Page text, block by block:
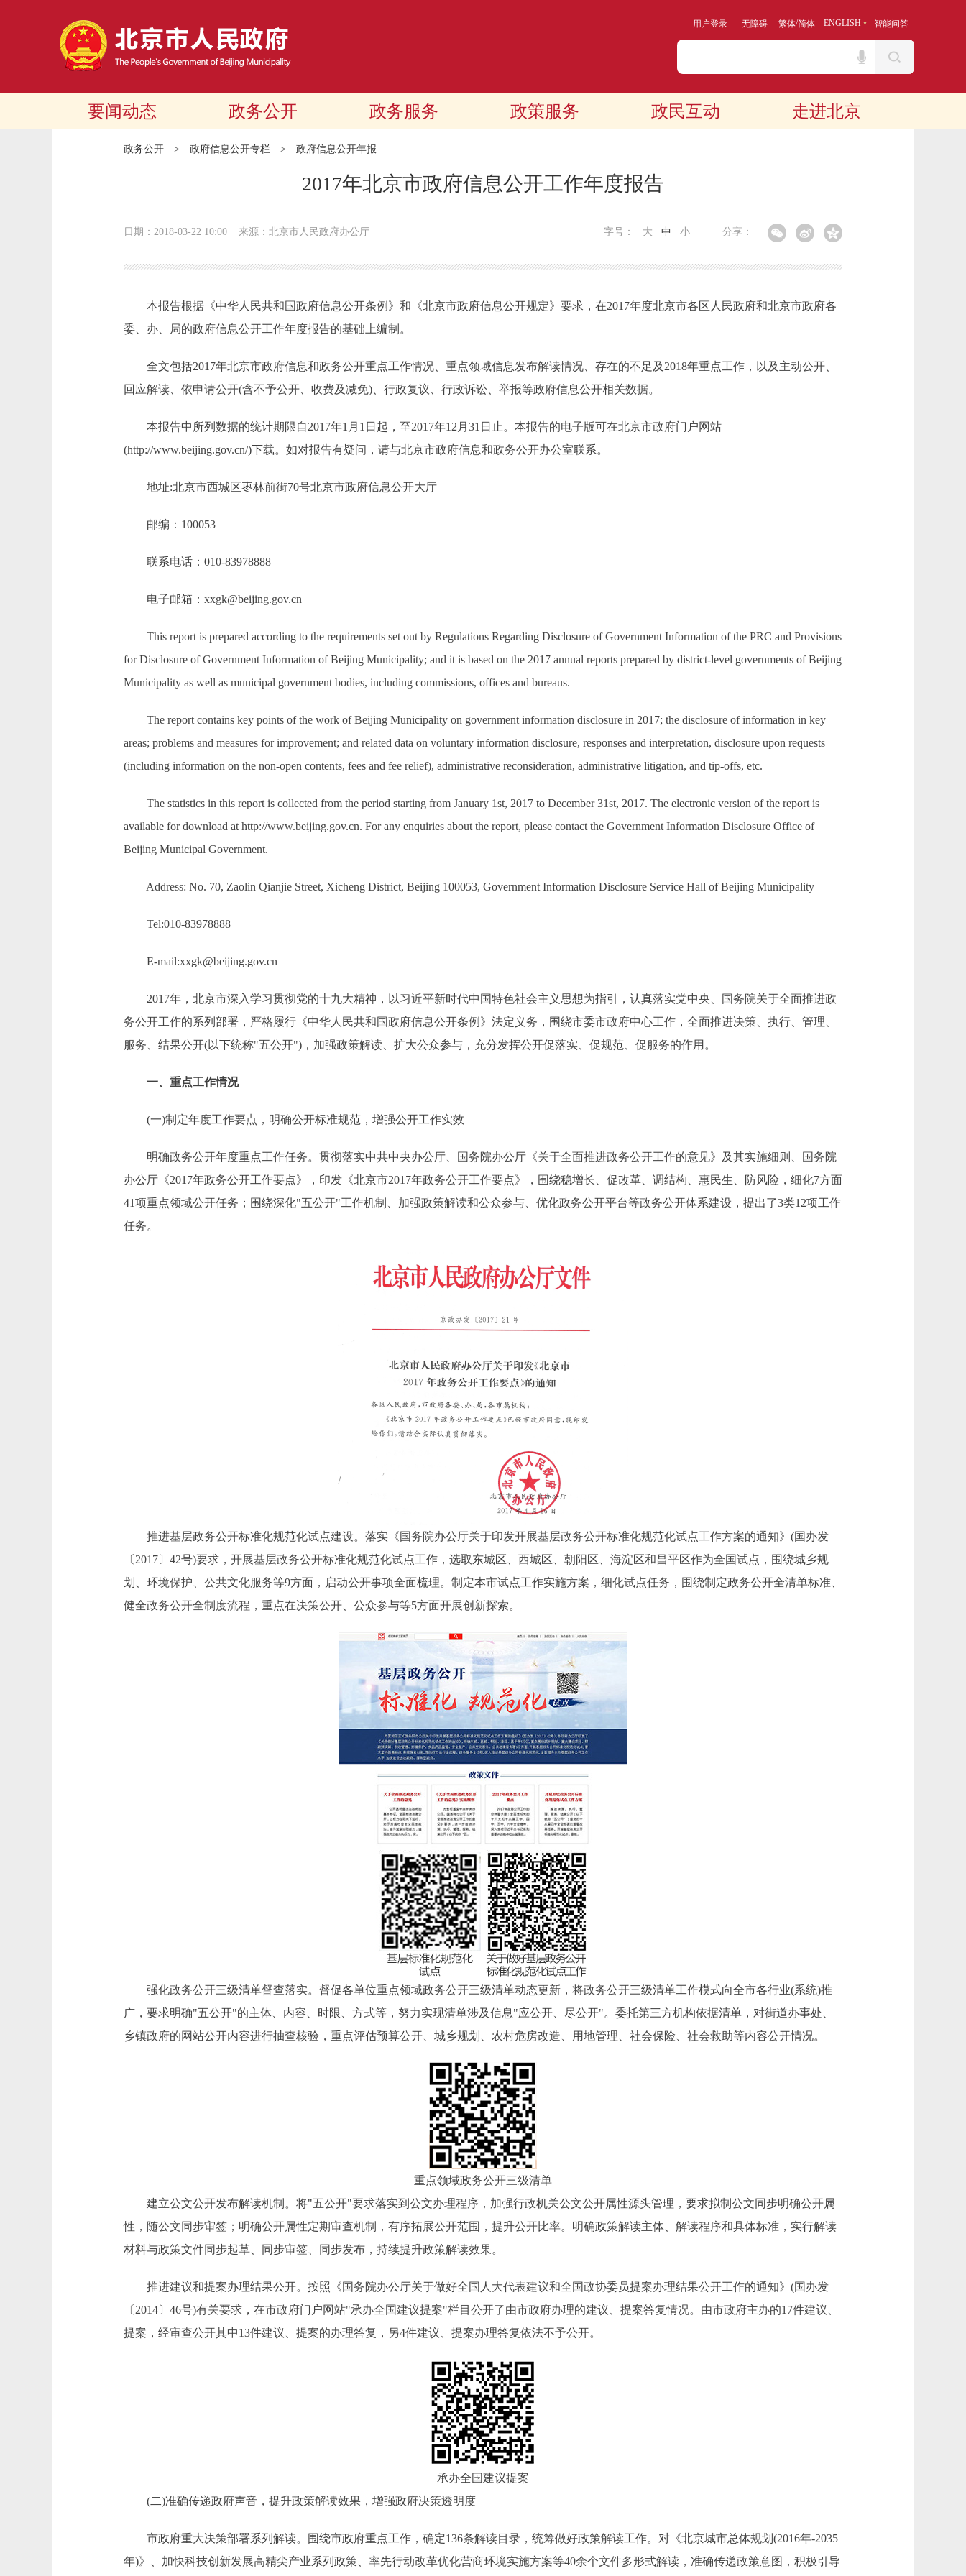
用户登录 无障碍 繁体/简体 ENGLISH 智能问答
要闻动态 政务公开 政务服务 政策服务 政民互动 走进北京
政务公开 > 政府信息公开专栏 > 政府信息公开年报
2017年北京市政府信息公开工作年度报告
日期：2018-03-22 10:00 来源：北京市人民政府办公厅 分享：
字号： 大 中 小
本报告根据《中华人民共和国政府信息公开条例》和《北京市政府信息公开规定》要求，在2017年度北京市各区人民政府和北京市政府各
委、办、局的政府信息公开工作年度报告的基础上编制。
全文包括2017年北京市政府信息和政务公开重点工作情况、重点领域信息发布解读情况、存在的不足及2018年重点工作，以及主动公开、
回应解读、依申请公开(含不予公开、收费及减免)、行政复议、行政诉讼、举报等政府信息公开相关数据。
本报告中所列数据的统计期限自2017年1月1日起，至2017年12月31日止。本报告的电子版可在北京市政府门户网站
(http://www.beijing.gov.cn/)下载。如对报告有疑问，请与北京市政府信息和政务公开办公室联系。
地址:北京市西城区枣林前街70号北京市政府信息公开大厅
邮编：100053
联系电话：010-83978888
电子邮箱：xxgk@beijing.gov.cn
This report is prepared according to the requirements set out by Regulations Regarding Disclosure of Government Information of the PRC and Provisions
for Disclosure of Government Information of Beijing Municipality; and it is based on the 2017 annual reports prepared by district-level governments of Beijing
Municipality as well as municipal government bodies, including commissions, offices and bureaus.
The report contains key points of the work of Beijing Municipality on government information disclosure in 2017; the disclosure of information in key
areas; problems and measures for improvement; and related data on voluntary information disclosure, responses and interpretation, disclosure upon requests
(including information on the non-open contents, fees and fee relief), administrative reconsideration, administrative litigation, and tip-offs, etc.
The statistics in this report is collected from the period starting from January 1st, 2017 to December 31st, 2017. The electronic version of the report is
available for download at http://www.beijing.gov.cn. For any enquiries about the report, please contact the Government Information Disclosure Office of
Beijing Municipal Government.
Address: No. 70, Zaolin Qianjie Street, Xicheng District, Beijing 100053, Government Information Disclosure Service Hall of Beijing Municipality
Tel:010-83978888
E-mail:xxgk@beijing.gov.cn
2017年，北京市深入学习贯彻党的十九大精神，以习近平新时代中国特色社会主义思想为指引，认真落实党中央、国务院关于全面推进政
务公开工作的系列部署，严格履行《中华人民共和国政府信息公开条例》法定义务，围绕市委市政府中心工作，全面推进决策、执行、管理、
服务、结果公开(以下统称"五公开")，加强政策解读、扩大公众参与，充分发挥公开促落实、促规范、促服务的作用。
一、重点工作情况
(一)制定年度工作要点，明确公开标准规范，增强公开工作实效
明确政务公开年度重点工作任务。贯彻落实中共中央办公厅、国务院办公厅《关于全面推进政务公开工作的意见》及其实施细则、国务院
办公厅《2017年政务公开工作要点》，印发《北京市2017年政务公开工作要点》，围绕稳增长、促改革、调结构、惠民生、防风险，细化7方面
41项重点领域公开任务；围绕深化"五公开"工作机制、加强政策解读和公众参与、优化政务公开平台等政务公开体系建设，提出了3类12项工作
任务。
推进基层政务公开标准化规范化试点建设。落实《国务院办公厅关于印发开展基层政务公开标准化规范化试点工作方案的通知》(国办发
〔2017〕42号)要求，开展基层政务公开标准化规范化试点工作，选取东城区、西城区、朝阳区、海淀区和昌平区作为全国试点，围绕城乡规
划、环境保护、公共文化服务等9方面，启动公开事项全面梳理。制定本市试点工作实施方案，细化试点任务，围绕制定政务公开全清单标准、
健全政务公开全制度流程，重点在决策公开、公众参与等5方面开展创新探索。
强化政务公开三级清单督查落实。督促各单位重点领域政务公开三级清单动态更新，将政务公开三级清单工作模式向全市各行业(系统)推
广，要求明确"五公开"的主体、内容、时限、方式等，努力实现清单涉及信息"应公开、尽公开"。委托第三方机构依据清单，对街道办事处、
乡镇政府的网站公开内容进行抽查核验，重点评估预算公开、城乡规划、农村危房改造、用地管理、社会保险、社会救助等内容公开情况。
重点领域政务公开三级清单
建立公文公开发布解读机制。将"五公开"要求落实到公文办理程序，加强行政机关公文公开属性源头管理，要求拟制公文同步明确公开属
性，随公文同步审签；明确公开属性定期审查机制，有序拓展公开范围，提升公开比率。明确政策解读主体、解读程序和具体标准，实行解读
材料与政策文件同步起草、同步审签、同步发布，持续提升政策解读效果。
推进建议和提案办理结果公开。按照《国务院办公厅关于做好全国人大代表建议和全国政协委员提案办理结果公开工作的通知》(国办发
〔2014〕46号)有关要求，在市政府门户网站"承办全国建议提案"栏目公开了由市政府办理的建议、提案答复情况。由市政府主办的17件建议、
提案，经审查公开其中13件建议、提案的办理答复，另4件建议、提案办理答复依法不予公开。
承办全国建议提案
(二)准确传递政府声音，提升政策解读效果，增强政府决策透明度
市政府重大决策部署系列解读。围绕市政府重点工作，确定136条解读目录，统筹做好政策解读工作。对《北京城市总体规划(2016年-2035
年)》、加快科技创新发展高精尖产业系列政策、率先行动改革优化营商环境实施方案等40余个文件多形式解读，准确传递政策意图，积极引导